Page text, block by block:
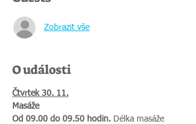
Zobrazit vše
O události
Čtvrtek 30. 11.
Masáže
Od 09.00 do 09.50 hodin. Délka masáže